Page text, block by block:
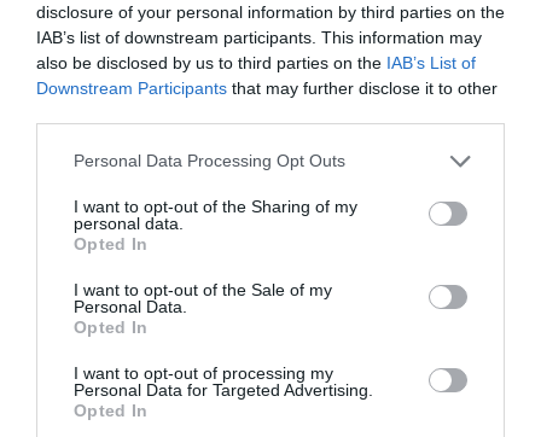
disclosure of your personal information by third parties on the
IAB’s list of downstream participants. This information may
also be disclosed by us to third parties on the IAB’s List of
Downstream Participants that may further disclose it to other
Please note that this website/app uses one or more Google
not limited to your visit or usage behaviour. You may click to
grant or deny consent to Google and its third-party tags to
use your data for below specified purposes in below Google
consent section.
Personal Data Processing Opt Outs
I want to opt-out of the Sharing of my
personal data.
Opted In
I want to opt-out of the Sale of my
Personal Data.
Opted In
I want to opt-out of processing my
Personal Data for Targeted Advertising.
Opted In
Η εκδήλωση θα πραγματοποιηθεί στις
εγκαταστάσεις του Πολυτεχνείου Κρήτης, στο στο
Αμφιθέατρο «Μανούσου Μανουσάκη» (Αίθουσα
Παρασκευή 27 Μαΐου 2022
– 16:00.
Η εκδήλωση θα πραγματοποιηθεί υβριδικά και θα
υπάρχει δυνατότητα διαδικτυακής συμμετοχής
μέσω της πλατφόρμας Zoom:
https://tuc-gr.zoom.us/j/97144295699?
pwd=ZW03NE9YQlhxTHpid2JCYXQyT1l3Zz09